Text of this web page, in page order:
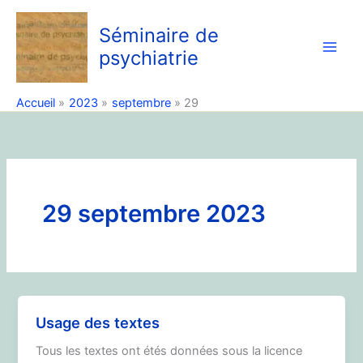
Aller
contenu
Séminaire de
psychiatrie
Accueil 2023 septembre 29
29 septembre 2023
Usage des textes
Tous les textes ont étés données sous la licence